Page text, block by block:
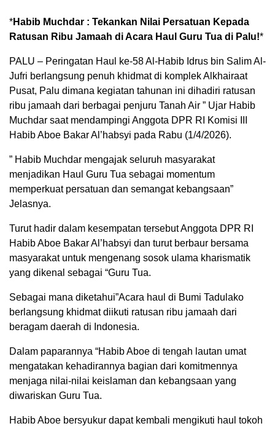
*Habib Muchdar : Tekankan Nilai Persatuan Kepada
Ratusan Ribu Jamaah di Acara Haul Guru Tua di Palu!*
PALU – Peringatan Haul ke-58 Al-Habib Idrus bin Salim Al-
Jufri berlangsung penuh khidmat di komplek Alkhairaat
Pusat, Palu dimana kegiatan tahunan ini dihadiri ratusan
ribu jamaah dari berbagai penjuru Tanah Air ” Ujar Habib
Muchdar saat mendampingi Anggota DPR RI Komisi III
Habib Aboe Bakar Al’habsyi pada Rabu (1/4/2026).
” Habib Muchdar mengajak seluruh masyarakat
menjadikan Haul Guru Tua sebagai momentum
memperkuat persatuan dan semangat kebangsaan”
Jelasnya.
Turut hadir dalam kesempatan tersebut Anggota DPR RI
Habib Aboe Bakar Al’habsyi dan turut berbaur bersama
masyarakat untuk mengenang sosok ulama kharismatik
yang dikenal sebagai “Guru Tua.
Sebagai mana diketahui”Acara haul di Bumi Tadulako
berlangsung khidmat diikuti ratusan ribu jamaah dari
beragam daerah di Indonesia.
Dalam paparannya “Habib Aboe di tengah lautan umat
mengatakan kehadirannya bagian dari komitmennya
menjaga nilai-nilai keislaman dan kebangsaan yang
diwariskan Guru Tua.
Habib Aboe bersyukur dapat kembali mengikuti haul tokoh